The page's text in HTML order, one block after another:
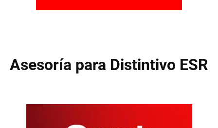
Asesoría para Distintivo ESR